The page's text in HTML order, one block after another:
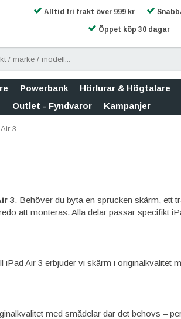
Alltid fri frakt över 999 kr
Öppet köp 30 dagar
Powerbank
Hörlurar & Högtalare
Outlet - Fyndvaror Kampanjer
3
3. Behöver du byta en sprucken skärm, ett
att monteras. Alla delar passar specifikt
iPad Air 3 erbjuder vi skärm i originalkvalitet
med smådelar där det behövs –